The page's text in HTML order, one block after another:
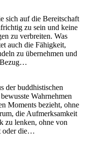
sich auf die Bereitschaft
zu sein und keine
zu verbreiten. Was
auch die Fähigkeit,
zu übernehmen und
Bezug…
der buddhistischen
Wahrnehmen
Moments bezieht, ohne
die Aufmerksamkeit
zu lenken, ohne von
oder die…